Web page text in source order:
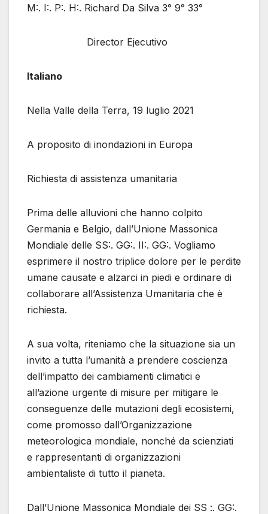
M:. I:. P:. H:. Richard Da Silva 3° 9° 33°
Director Ejecutivo
Italiano
Nella Valle della Terra, 19 luglio 2021
A proposito di inondazioni in Europa
Richiesta di assistenza umanitaria
Prima delle alluvioni che hanno colpito
Germania e Belgio, dall’Unione Massonica
Mondiale delle SS:. GG:. II:. GG:. Vogliamo
esprimere il nostro triplice dolore per le perdite
umane causate e alzarci in piedi e ordinare di
collaborare all’Assistenza Umanitaria che è
richiesta.
A sua volta, riteniamo che la situazione sia un
invito a tutta l’umanità a prendere coscienza
dell’impatto dei cambiamenti climatici e
all’azione urgente di misure per mitigare le
conseguenze delle mutazioni degli ecosistemi,
come promosso dall’Organizzazione
meteorologica mondiale, nonché da scienziati
e rappresentanti di organizzazioni
ambientaliste di tutto il pianeta.
Dall’Unione Massonica Mondiale dei SS :. GG:.